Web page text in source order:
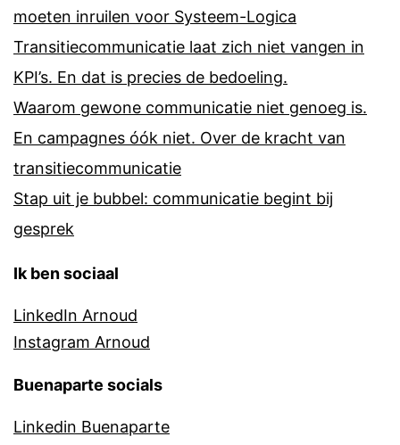
moeten inruilen voor Systeem-Logica
Transitiecommunicatie laat zich niet vangen in
KPI’s. En dat is precies de bedoeling.
Waarom gewone communicatie niet genoeg is.
En campagnes óók niet. Over de kracht van
transitiecommunicatie
Stap uit je bubbel: communicatie begint bij
gesprek
Ik ben sociaal
LinkedIn Arnoud
Instagram Arnoud
Buenaparte socials
Linkedin Buenaparte